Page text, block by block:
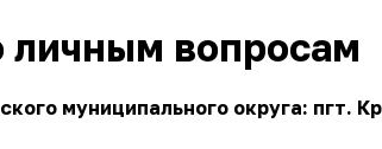
личным вопросам
муниципального округа: пгт.